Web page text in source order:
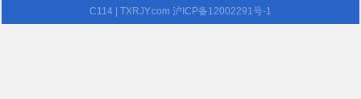
C114 | TXRJY.com 沪ICP备12002291号-1